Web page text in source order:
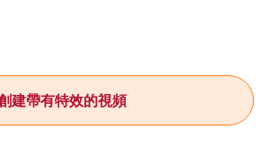
建帶有特效的視頻